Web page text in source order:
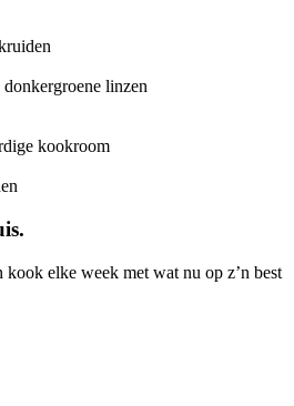
donkergroene linzen
kookroom
kook elke week met wat nu op z’n best